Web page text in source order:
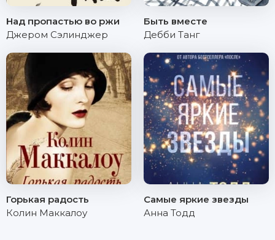
Над пропастью во ржи
Джером Сэлинджер
Быть вместе
Дебби Танг
Горькая радость
Колин Маккалоу
Самые яркие звезды
Анна Тодд